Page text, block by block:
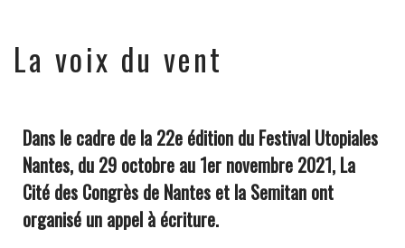
La voix du vent
Dans le cadre de la 22e édition du Festival Utopiales
Nantes, du 29 octobre au 1er novembre 2021, La
Cité des Congrès de Nantes et la Semitan ont
organisé un appel à écriture.